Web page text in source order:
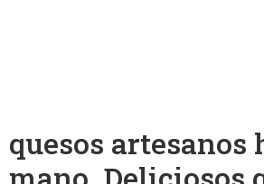
quesos artesanos